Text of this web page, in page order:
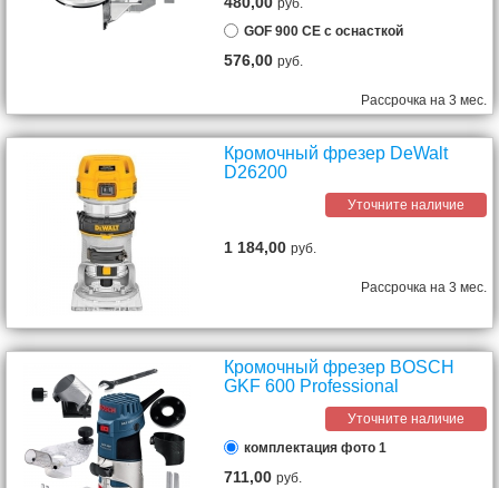
руб.
GOF 900 CE с оснасткой
576,00руб.
Рассрочка на 3 мес.
Кромочный фрезер DeWalt
D26200
Уточните наличие
1 184,00руб.
Рассрочка на 3 мес.
Кромочный фрезер BOSCH
GKF 600 Professional
Уточните наличие
комплектация фото 1
711,00руб.